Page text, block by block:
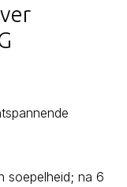
soepelheid; na 6